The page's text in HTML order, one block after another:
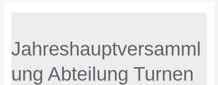
Jahreshauptversamml
ung Abteilung Turnen
Turnen
2026